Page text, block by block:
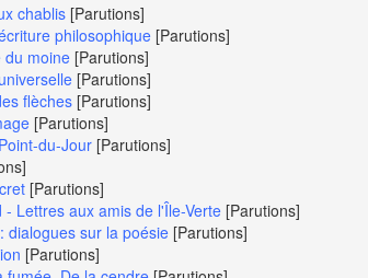
chablis [Parutions]
philosophique [Parutions]
du moine [Parutions]
[Parutions]
flèches [Parutions]
[Parutions]
du-Jour [Parutions]
[Parutions]
Lettres aux amis de l'Île-Verte [Parutions]
dialogues sur la poésie [Parutions]
[Parutions]